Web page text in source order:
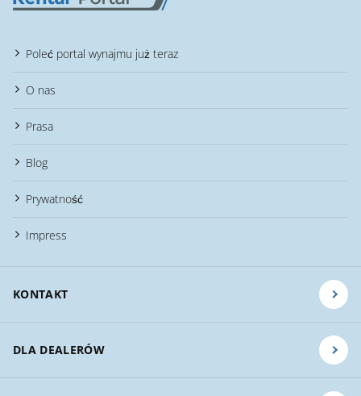
Poleć portal wynajmu już teraz
O nas
Prasa
Blog
Prywatność
Impress
KONTAKT
DLA DEALERÓW